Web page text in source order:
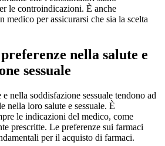
le controindicazioni. È anche
medico per assicurarsi che sia la scelta
nella salute e
sessuale
nella soddisfazione sessuale tendono ad
nella loro salute e sessuale. È
le indicazioni del medico, come
prescritte. Le preferenze sui farmaci
per il acquisto di farmaci.